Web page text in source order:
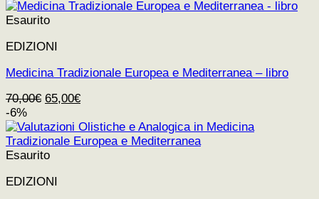
Esaurito
EDIZIONI
Medicina Tradizionale Europea e Mediterranea – libro
70,00€ Il
originale
era:
70,00€.
65,00€Il
attuale
è:
-6%
Esaurito
EDIZIONI